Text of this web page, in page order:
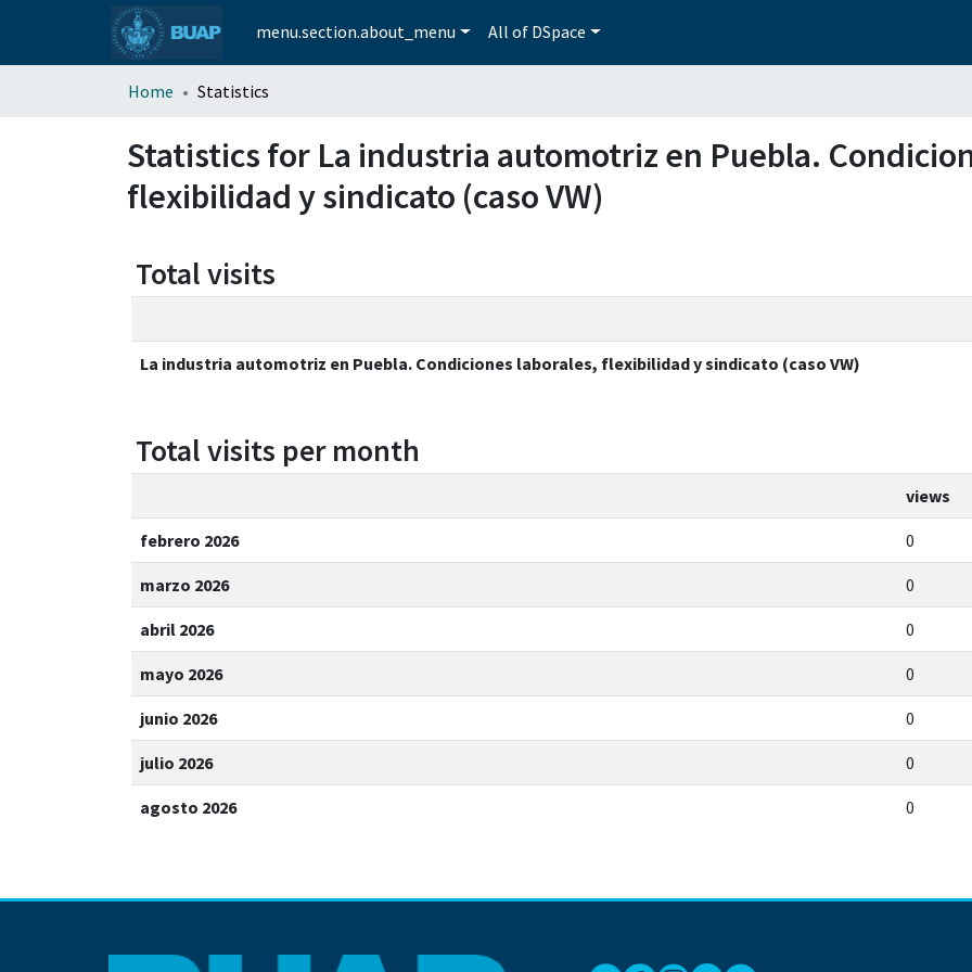
menu.section.about_menu All of DSpace
Home Statistics
Statistics for La industria automotriz en Puebla.
flexibilidad y sindicato (caso VW)
Total visits
La industria automotriz en Puebla. Condiciones laborales, flexibilidad y sindicato (caso VW)
Total visits per month
views
febrero 2026 0
marzo 2026 0
abril 2026 0
mayo 2026 0
junio 2026 0
julio 2026 0
agosto 2026 0